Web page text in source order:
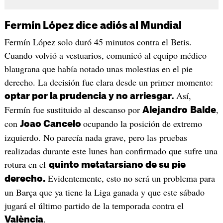
Fermín López dice adiós al Mundial
Fermín López solo duró 45 minutos contra el Betis.
Cuando volvió a vestuarios, comunicó al equipo médico
blaugrana que había notado unas molestias en el pie
derecho. La decisión fue clara desde un primer momento:
optar por la prudencia y no arriesgar. Así,
Fermín fue sustituido al descanso por Alejandro Balde,
con Joao Cancelo ocupando la posición de extremo
izquierdo. No parecía nada grave, pero las pruebas
realizadas durante este lunes han confirmado que sufre una
rotura en el quinto metatarsiano de su pie
derecho. Evidentemente, esto no será un problema para
un Barça que ya tiene la Liga ganada y que este sábado
jugará el último partido de la temporada contra el
València.